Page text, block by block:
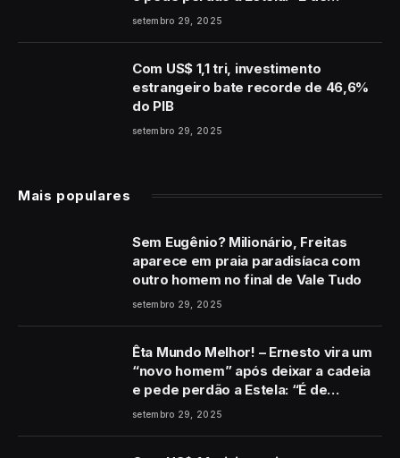
coração”
setembro 29, 2025
Com US$ 1,1 tri, investimento
estrangeiro bate recorde de 46,6%
do PIB
setembro 29, 2025
Mais populares
Sem Eugênio? Milionário, Freitas
aparece em praia paradisíaca com
outro homem no final de Vale Tudo
setembro 29, 2025
Êta Mundo Melhor! – Ernesto vira um
“novo homem” após deixar a cadeia
e pede perdão a Estela: “É de
coração”
setembro 29, 2025